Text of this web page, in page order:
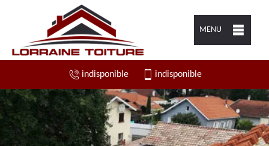
MENU
indisponible indisponible